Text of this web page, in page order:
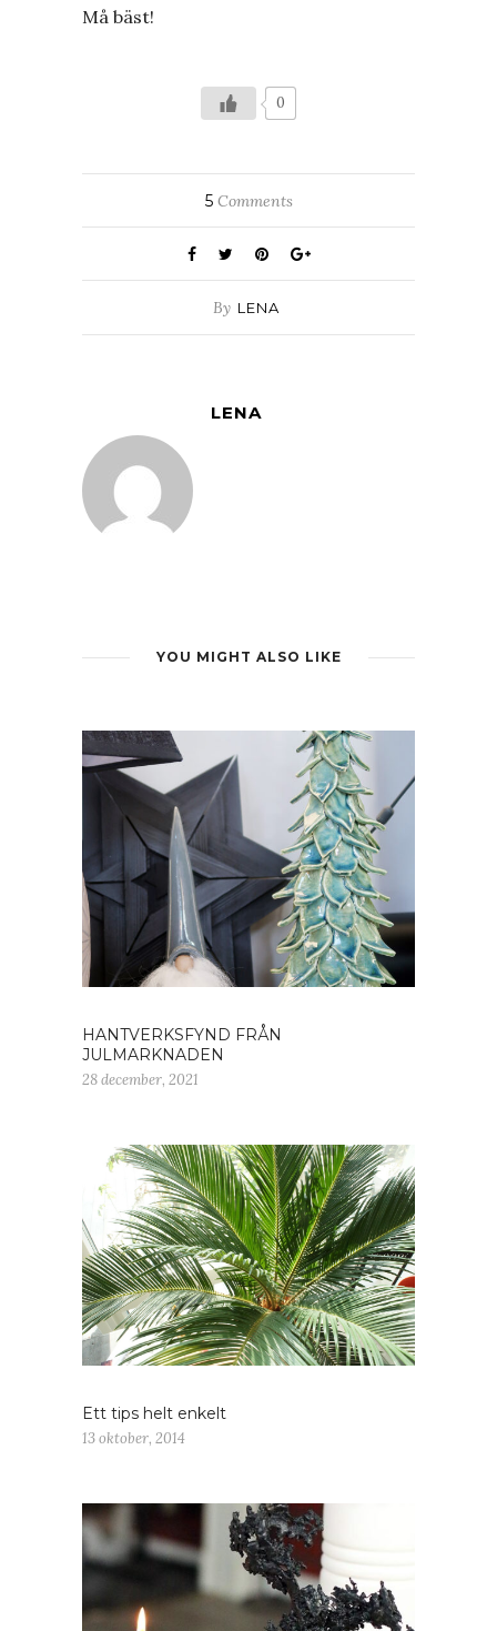
Må bäst!
0
5Comments
By LENA
LENA
YOU MIGHT ALSO LIKE
HANTVERKSFYND FRÅN
JULMARKNADEN
28 december, 2021
Ett tips helt enkelt
13 oktober, 2014